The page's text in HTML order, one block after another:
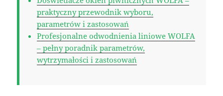
praktyczny przewodnik wyboru,
parametrów i zastosowań
Profesjonalne odwodnienia liniowe WOLFA
– pełny poradnik parametrów,
wytrzymałości i zastosowań